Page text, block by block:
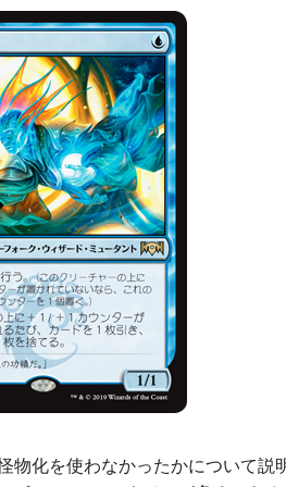
化を使わなかったかについて説